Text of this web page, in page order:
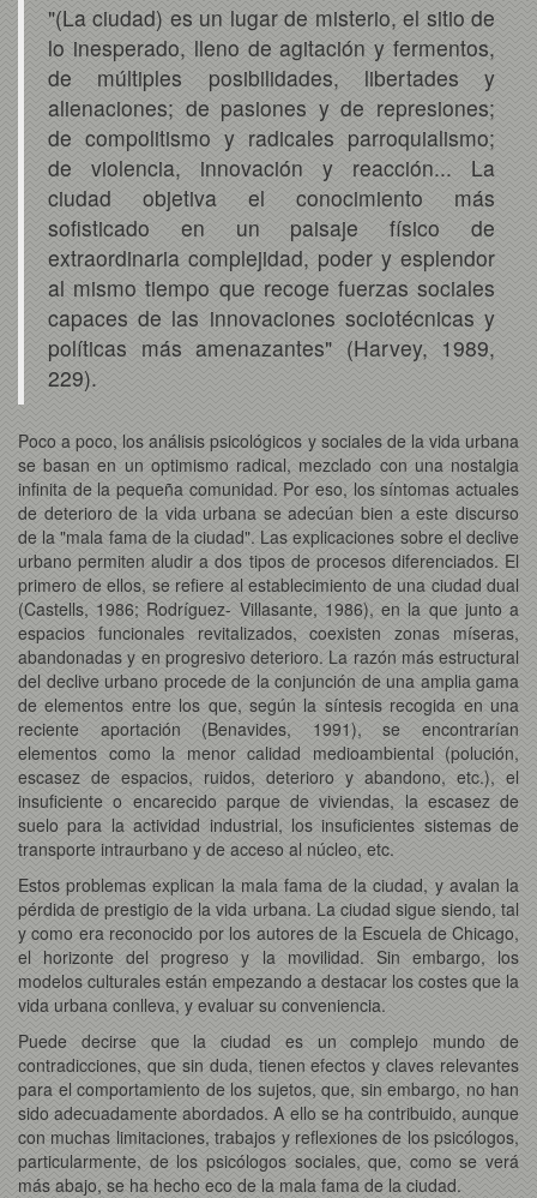
"(La ciudad) es un lugar de misterio, el sitio de
lo inesperado, lleno de agitación y fermentos,
de múltiples posibilidades, libertades y
alienaciones; de pasiones y de represiones;
de compolitismo y radicales parroquialismo;
de violencia, innovación y reacción... La
ciudad objetiva el conocimiento más
sofisticado en un paisaje físico de
extraordinaria complejidad, poder y esplendor
al mismo tiempo que recoge fuerzas sociales
capaces de las innovaciones sociotécnicas y
políticas más amenazantes" (Harvey, 1989,
229).
Poco a poco, los análisis psicológicos y sociales de la vida urbana
se basan en un optimismo radical, mezclado con una nostalgia
infinita de la pequeña comunidad. Por eso, los síntomas actuales
de deterioro de la vida urbana se adecúan bien a este discurso
de la "mala fama de la ciudad". Las explicaciones sobre el declive
urbano permiten aludir a dos tipos de procesos diferenciados. El
primero de ellos, se refiere al establecimiento de una ciudad dual
(Castells, 1986; Rodríguez- Villasante, 1986), en la que junto a
espacios funcionales revitalizados, coexisten zonas míseras,
abandonadas y en progresivo deterioro. La razón más estructural
del declive urbano procede de la conjunción de una amplia gama
de elementos entre los que, según la síntesis recogida en una
reciente aportación (Benavides, 1991), se encontrarían
elementos como la menor calidad medioambiental (polución,
escasez de espacios, ruidos, deterioro y abandono, etc.), el
insuficiente o encarecido parque de viviendas, la escasez de
suelo para la actividad industrial, los insuficientes sistemas de
transporte intraurbano y de acceso al núcleo, etc.
Estos problemas explican la mala fama de la ciudad, y avalan la
pérdida de prestigio de la vida urbana. La ciudad sigue siendo, tal
y como era reconocido por los autores de la Escuela de Chicago,
el horizonte del progreso y la movilidad. Sin embargo, los
modelos culturales están empezando a destacar los costes que la
vida urbana conlleva, y evaluar su conveniencia.
Puede decirse que la ciudad es un complejo mundo de
contradicciones, que sin duda, tienen efectos y claves relevantes
para el comportamiento de los sujetos, que, sin embargo, no han
sido adecuadamente abordados. A ello se ha contribuido, aunque
con muchas limitaciones, trabajos y reflexiones de los psicólogos,
particularmente, de los psicólogos sociales, que, como se verá
más abajo, se ha hecho eco de la mala fama de la ciudad.